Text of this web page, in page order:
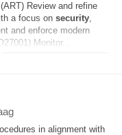
Review and refine
a focus on security,
and enforce modern
Monitor...
in alignment with